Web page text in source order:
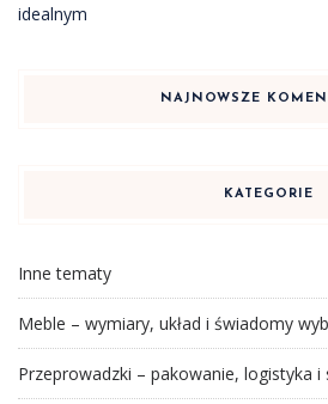
idealnym
NAJNOWSZE
KATEGORIE
Inne tematy
Meble – wymiary, układ i świadomy
Przeprowadzki – pakowanie, logistyka